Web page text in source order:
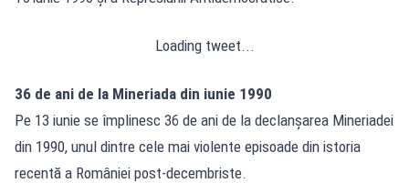
Loading tweet...
36 de ani de la Mineriada din iunie 1990
Pe 13 iunie se împlinesc 36 de ani de la declanșarea Mineriadei
din 1990, unul dintre cele mai violente episoade din istoria
recentă a României post-decembriste.